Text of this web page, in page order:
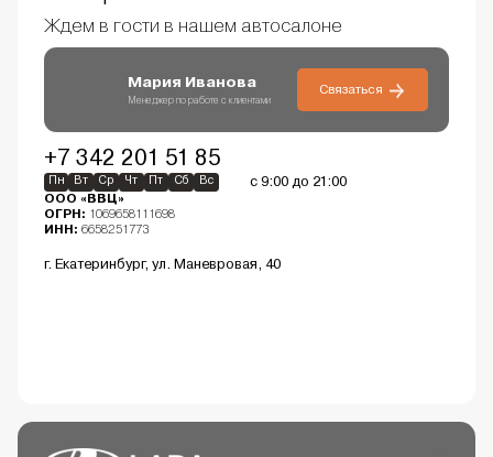
Ждем в гости в нашем автосалоне
Мария Иванова
Менеджер по работе с клиентами
Связаться
+7 342 201 51 85
Пн Вт Ср Чт Пт Сб Вс с 9:00 до 21:00
ООО «ВВЦ»
ОГРН: 1069658111698
ИНН: 6658251773
г. Екатеринбург, ул. Маневровая, 40